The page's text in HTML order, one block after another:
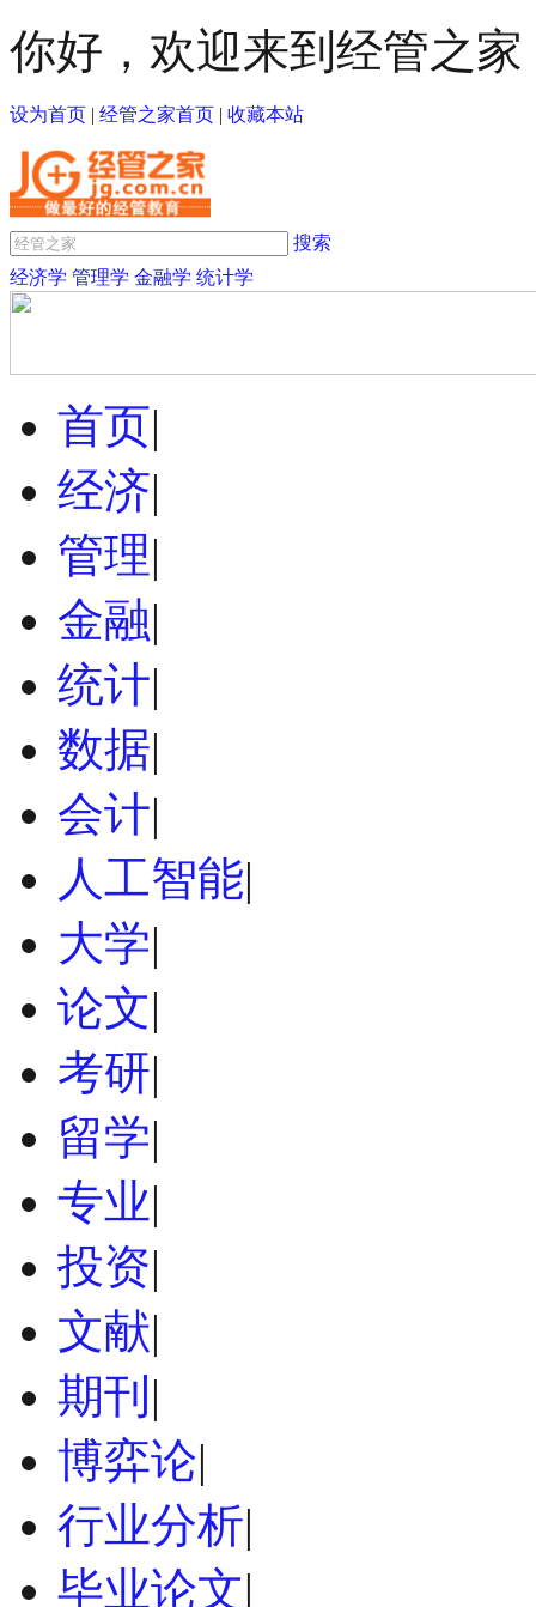
你好，欢迎来到经管之家
设为首页 | 经管之家首页 | 收藏本站
搜索
经济学 管理学 金融学 统计学
首页|
经济|
管理|
金融|
统计|
数据|
会计|
人工智能|
大学|
论文|
考研|
留学|
专业|
投资|
文献|
期刊 |
博弈论|
行业分析|
毕业论文|